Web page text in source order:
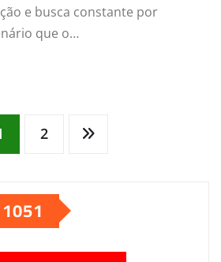
e busca constante por
que o…
2